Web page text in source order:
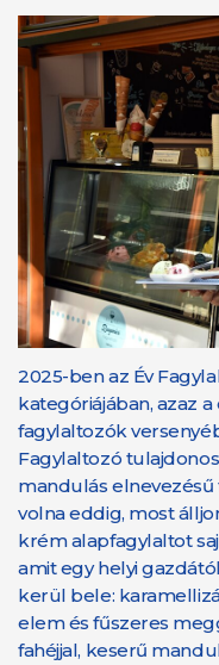
2025-ben az Év
kategóriájában, azaz
fagylaltozók
Fagylaltozó
mandulás elnevezésű
volna eddig, most
krém alapfagylaltot
amit egy helyi
kerül bele:
elem és fűszeres
fahéjjal, keserű